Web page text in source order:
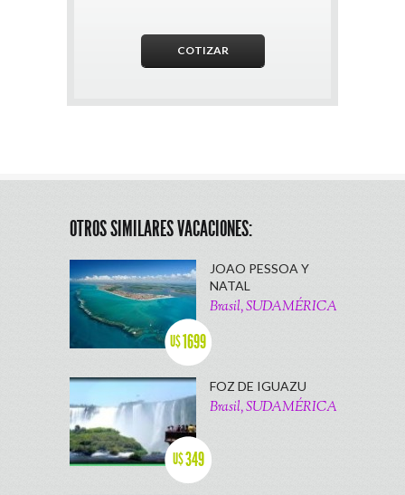
OTROS SIMILARES VACACIONES:
U$1699
JOAO PESSOA Y
NATAL
Brasil, SUDAMÉRICA
U$349
FOZ DE IGUAZU
Brasil, SUDAMÉRICA